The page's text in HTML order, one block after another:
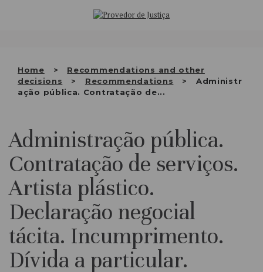
Home
Recommendations and other
decisions
Recommendations
Administr
ação pública. Contratação de...
WHO WE ARE
INSTITUTION
EN
Administração pública.
Contratação de serviços.
Artista plástico.
Declaração negocial
tácita. Incumprimento.
Dívida a particular.